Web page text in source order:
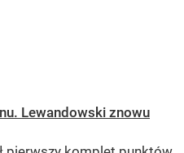
Lewandowski znowu